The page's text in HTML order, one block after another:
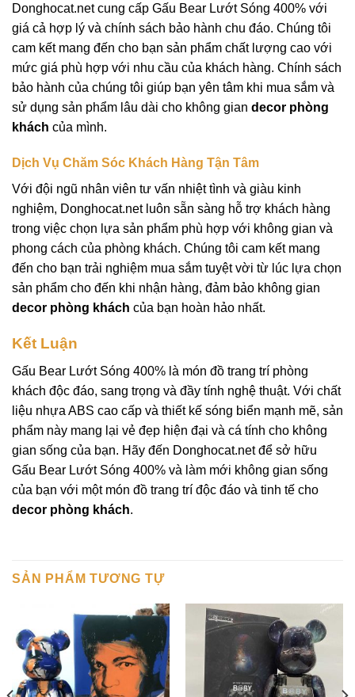
Donghocat.net cung cấp Gấu Bear Lướt Sóng 400% với
giá cả hợp lý và chính sách bảo hành chu đáo. Chúng tôi
cam kết mang đến cho bạn sản phẩm chất lượng cao với
mức giá phù hợp với nhu cầu của khách hàng. Chính sách
bảo hành của chúng tôi giúp bạn yên tâm khi mua sắm và
sử dụng sản phẩm lâu dài cho không gian decor phòng
khách của mình.
Dịch Vụ Chăm Sóc Khách Hàng Tận Tâm
Với đội ngũ nhân viên tư vấn nhiệt tình và giàu kinh
nghiệm, Donghocat.net luôn sẵn sàng hỗ trợ khách hàng
trong việc chọn lựa sản phẩm phù hợp với không gian và
phong cách của phòng khách. Chúng tôi cam kết mang
đến cho bạn trải nghiệm mua sắm tuyệt vời từ lúc lựa chọn
sản phẩm cho đến khi nhận hàng, đảm bảo không gian
decor phòng khách của bạn hoàn hảo nhất.
Kết Luận
Gấu Bear Lướt Sóng 400% là món đồ trang trí phòng
khách độc đáo, sang trọng và đầy tính nghệ thuật. Với chất
liệu nhựa ABS cao cấp và thiết kế sóng biển mạnh mẽ, sản
phẩm này mang lại vẻ đẹp hiện đại và cá tính cho không
gian sống của bạn. Hãy đến Donghocat.net để sở hữu
Gấu Bear Lướt Sóng 400% và làm mới không gian sống
của bạn với một món đồ trang trí độc đáo và tinh tế cho
decor phòng khách.
SẢN PHẨM TƯƠNG TỰ